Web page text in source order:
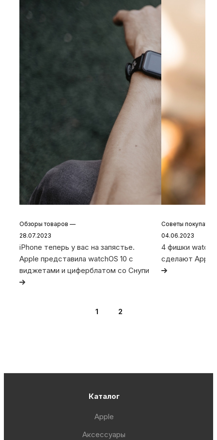
Обзоры товаров —
28.07.2023
iPhone теперь у вас на запястье.
Apple представила watchOS 10 с
виджетами и циферблатом со Снупи
Советы
04.06.2023
4 фишки
сделают Apple
1 2
Каталог
Apple
Аксессуары